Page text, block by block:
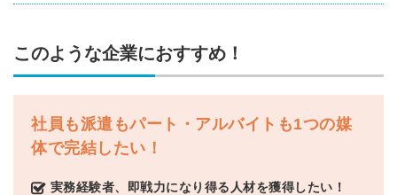
このような企業におすすめ！
社員も派遣もパート・アルバイトも1つの媒
体で完結したい！
実務経験者、即戦力になり得る人材を獲得したい！